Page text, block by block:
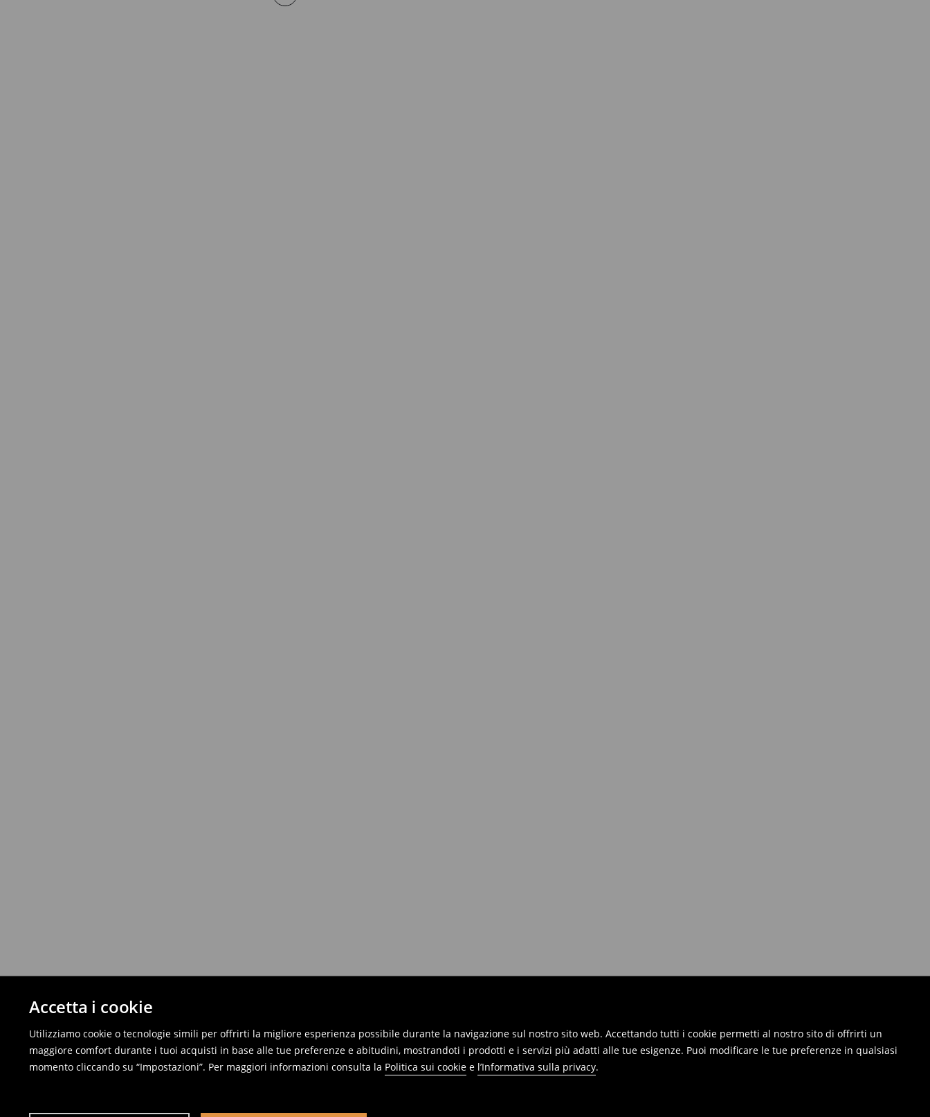
Accetta i cookie
Utilizziamo cookie o tecnologie simili per offrirti la migliore esperienza possibile durante la navigazione sul nostro sito web. Accettando tutti i cookie permetti al nostro sito di offrirti un
maggiore comfort durante i tuoi acquisti in base alle tue preferenze e abitudini, mostrandoti i prodotti e i servizi più adatti alle tue esigenze. Puoi modificare le tue preferenze in qualsiasi
momento cliccando su “Impostazioni”. Per maggiori informazioni consulta la Politica sui cookie e l’Informativa sulla privacy.